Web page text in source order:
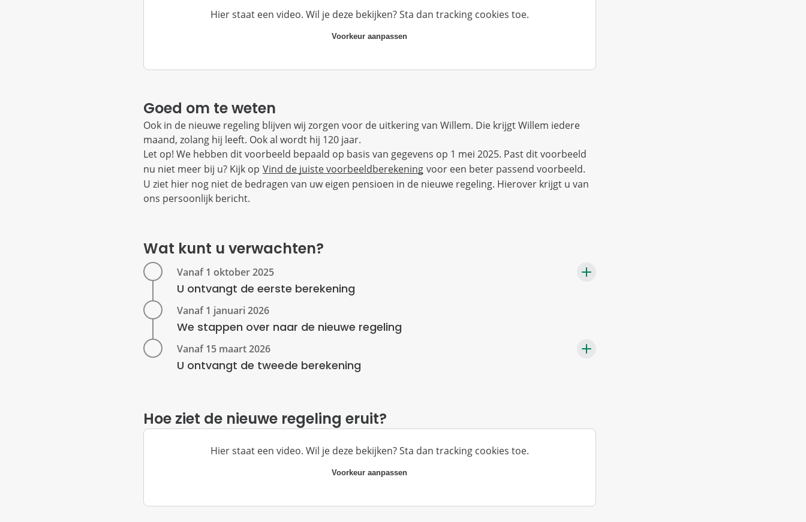
Hier staat een video. Wil je deze bekijken? Sta dan tracking cookies toe.
Voorkeur aanpassen
Goed om te weten
Ook in de nieuwe regeling blijven wij zorgen voor de uitkering van Willem. Die krijgt Willem iedere
maand, zolang hij leeft. Ook al wordt hij 120 jaar.
Let op! We hebben dit voorbeeld bepaald op basis van gegevens op 1 mei 2025. Past dit voorbeeld
nu niet meer bij u? Kijk op Vind de juiste voorbeeldberekening voor een beter passend voorbeeld.
U ziet hier nog niet de bedragen van uw eigen pensioen in de nieuwe regeling. Hierover krijgt u van
ons persoonlijk bericht.
Wat kunt u verwachten?
U ontvangt de eerste berekening
We stappen over naar de nieuwe regeling
U ontvangt de tweede berekening
Hoe ziet de nieuwe regeling eruit?
Hier staat een video. Wil je deze bekijken? Sta dan tracking cookies toe.
Voorkeur aanpassen